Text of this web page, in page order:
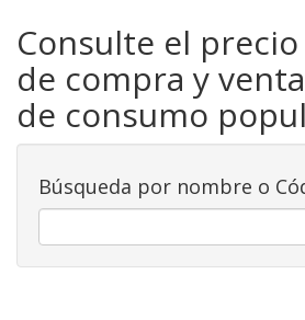
Consulte el
de compra y
de consumo
Búsqueda por nombre o